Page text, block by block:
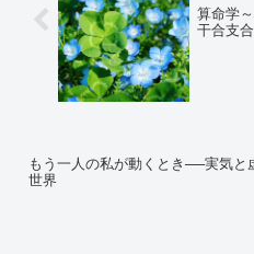
算命学
干合支
もう一人の私が動くとき──実気と
世界